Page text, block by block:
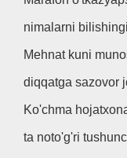
nimalarni
Mehnat kuni
diqqatga sazovor
Ko'chma
ta noto'g'ri